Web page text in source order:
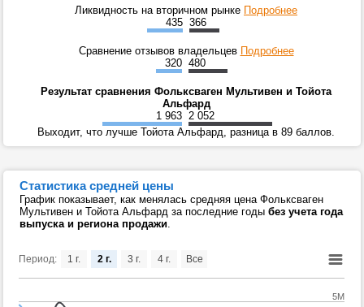
Ликвидность на вторичном рынке Подробнее
435 366
Сравнение отзывов владельцев Подробнее
320 480
Результат сравнения Фольксваген Мультивен и Тойота
Альфард
1 963 2 052
Выходит, что лучше Тойота Альфард, разница в 89 баллов.
Статистика средней цены
График показывает, как менялась средняя цена Фольксваген
Мультивен и Тойота Альфард за последние годы без учета года
выпуска и региона продажи.
Период:
5M
1 г. 2 г. 3 г. 4 г. Все